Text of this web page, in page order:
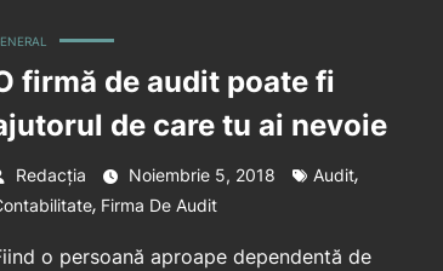
firmă de audit poate fi
de care tu ai nevoie
Redacția Noiembrie 5, 2018 Audit,
, Firma De Audit
o persoană aproape dependentă de